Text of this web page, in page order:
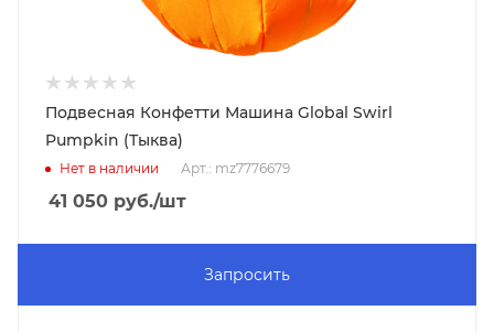
Подвесная Конфетти Машина Global Swirl
Pumpkin (Тыква)
Нет в наличии Арт.: mz7776679
41 050 руб./шт
Запросить